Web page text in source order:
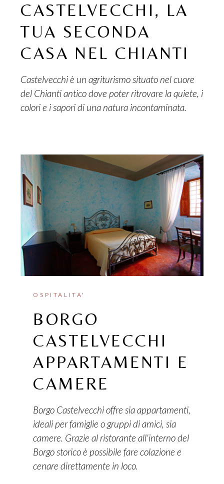
CASTELVECCHI, LA
TUA SECONDA
CASA NEL CHIANTI
Castelvecchi è un agriturismo situato nel cuore
del Chianti antico dove poter ritrovare la quiete, i
colori e i sapori di una natura incontaminata.
OSPITALITA'
BORGO
CASTELVECCHI
APPARTAMENTI E
CAMERE
Borgo Castelvecchi offre sia appartamenti,
ideali per famiglie o gruppi di amici, sia
camere. Grazie al ristorante all'interno del
Borgo storico è possibile fare colazione e
cenare direttamente in loco.